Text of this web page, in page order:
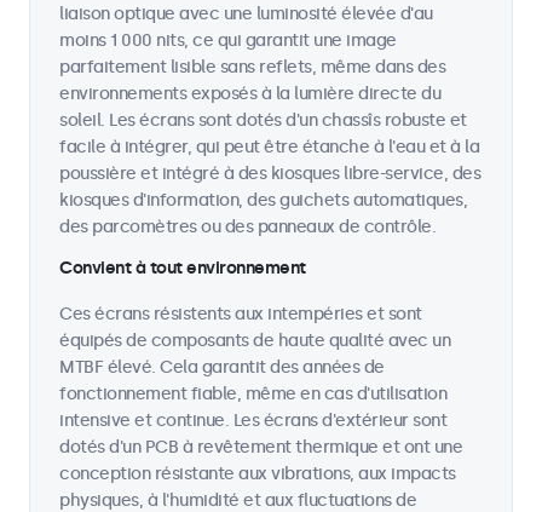
liaison optique avec une luminosité élevée d'au
moins 1 000 nits, ce qui garantit une image
parfaitement lisible sans reflets, même dans des
environnements exposés à la lumière directe du
soleil. Les écrans sont dotés d'un chassîs robuste et
facile à intégrer, qui peut être étanche à l'eau et à la
poussière et intégré à des kiosques libre-service, des
kiosques d'information, des guichets automatiques,
des parcomètres ou des panneaux de contrôle.
Convient à tout environnement
Ces écrans résistents aux intempéries et sont
équipés de composants de haute qualité avec un
MTBF élevé. Cela garantit des années de
fonctionnement fiable, même en cas d'utilisation
intensive et continue. Les écrans d'extérieur sont
dotés d'un PCB à revêtement thermique et ont une
conception résistante aux vibrations, aux impacts
physiques, à l'humidité et aux fluctuations de